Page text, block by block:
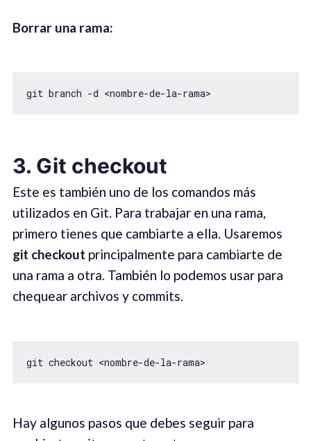
Borrar una rama:
git branch -d <nombre-de-la-rama>
3. Git checkout
Este es también uno de los comandos más
utilizados en Git. Para trabajar en una rama,
primero tienes que cambiarte a ella. Usaremos
git checkout principalmente para cambiarte de
una rama a otra. También lo podemos usar para
chequear archivos y commits.
git checkout <nombre-de-la-rama>
Hay algunos pasos que debes seguir para